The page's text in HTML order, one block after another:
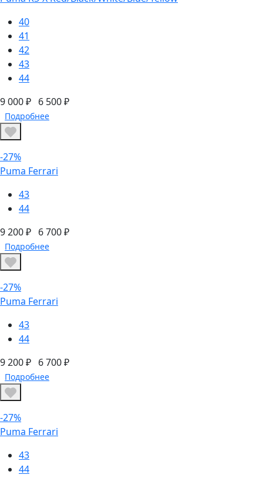
40
41
42
43
44
9 000 ₽ 6 500 ₽
Подробнее
-27%
Puma Ferrari
43
44
9 200 ₽ 6 700 ₽
Подробнее
-27%
Puma Ferrari
43
44
9 200 ₽ 6 700 ₽
Подробнее
-27%
Puma Ferrari
43
44